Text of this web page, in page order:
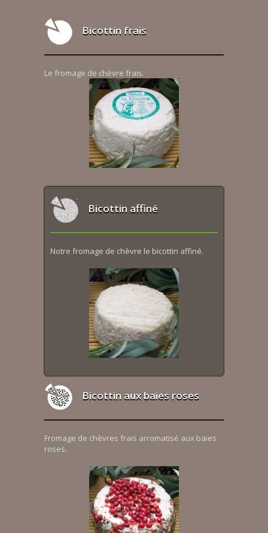
Bicottin frais
Le fromage de chèvre frais.
Bicottin affiné
Notre fromage de chèvre le bicottin affiné.
Bicottin aux baies roses
Fromage de chèvres frais arromatisé aux baies
roses.